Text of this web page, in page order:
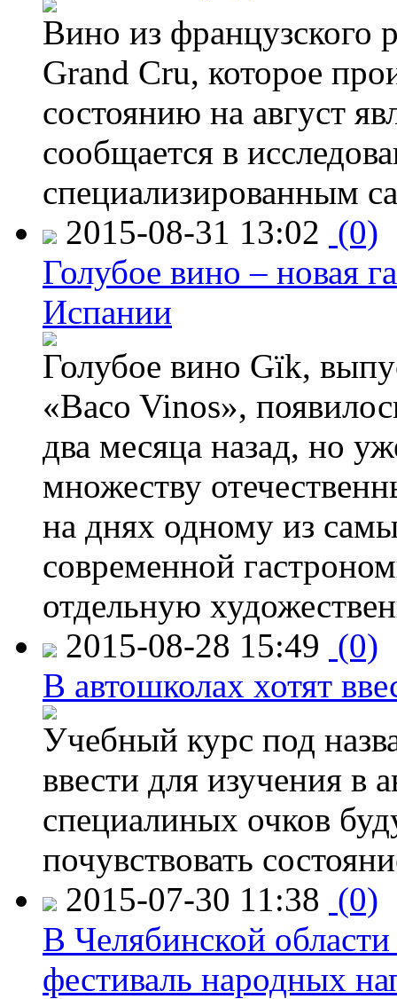
Вино из французского
Grand Cru, которое
состоянию на август
сообщается в
специализированным
2015-08-31 13:02 (0)
Голубое вино – новая
Испании
Голубое вино Gïk,
«Baco Vinos»,
два месяца назад, но
множеству
на днях одному из
современной
отдельную
2015-08-28 15:49 (0)
В автошколах хотят
Учебный курс под
ввести для изучения
специалиных очков
почувствовать
2015-07-30 11:38 (0)
В Челябинской
фестиваль народных